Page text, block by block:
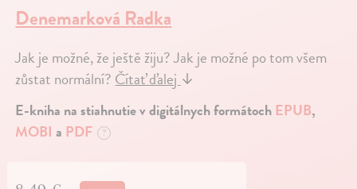
Denemarková Radka
Jak je možné, že ještě žiju? Jak je možné po tom všem
zůstat normální?Čítať ďalej↓
E-kniha na stiahnutie v digitálnych formátoch EPUB,
MOBI a PDF ?